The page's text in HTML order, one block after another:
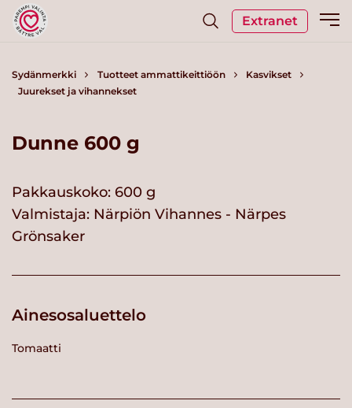
Extranet
Sydänmerkki Tuotteet ammattikeittiöön
Kasvikset
Juurekset ja vihannekset
Dunne 600 g
Pakkauskoko: 600 g
Valmistaja: Närpiön Vihannes - Närpes
Grönsaker
Ainesosaluettelo
Tomaatti